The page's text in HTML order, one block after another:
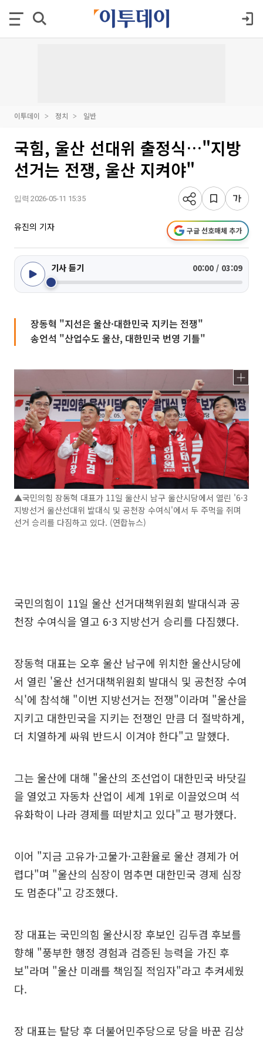
이투데이 정치 일반
국힘, 울산 선대위 출정식…"지방
선거는 전쟁, 울산 지켜야"
입력 2026-05-11 15:35
유진의 기자 구글 선호매체 추가
기사 듣기 00:00 / 03:09
장동혁 "지선은 울산·대한민국 지키는 전쟁"
송언석 "산업수도 울산, 대한민국 번영 기틀"
▲국민의힘 장동혁 대표가 11일 울산시 남구 울산시당에서 열린 '6·3
지방선거 울산선대위 발대식 및 공천장 수여식'에서 두 주먹을 쥐며
선거 승리를 다짐하고 있다. (연합뉴스)
국민의힘이 11일 울산 선거대책위원회 발대식과 공
천장 수여식을 열고 6·3 지방선거 승리를 다짐했다.
장동혁 대표는 오후 울산 남구에 위치한 울산시당에
서 열린 '울산 선거대책위원회 발대식 및 공천장 수여
식'에 참석해 "이번 지방선거는 전쟁"이라며 "울산을
지키고 대한민국을 지키는 전쟁인 만큼 더 절박하게,
더 치열하게 싸워 반드시 이겨야 한다"고 말했다.
그는 울산에 대해 "울산의 조선업이 대한민국 바닷길
을 열었고 자동차 산업이 세계 1위로 이끌었으며 석
유화학이 나라 경제를 떠받치고 있다"고 평가했다.
이어 "지금 고유가·고물가·고환율로 울산 경제가 어
렵다"며 "울산의 심장이 멈추면 대한민국 경제 심장
도 멈춘다"고 강조했다.
장 대표는 국민의힘 울산시장 후보인 김두겸 후보를
향해 "풍부한 행정 경험과 검증된 능력을 가진 후
보"라며 "울산 미래를 책임질 적임자"라고 추켜세웠
다.
장 대표는 탈당 후 더불어민주당으로 당을 바꾼 김상